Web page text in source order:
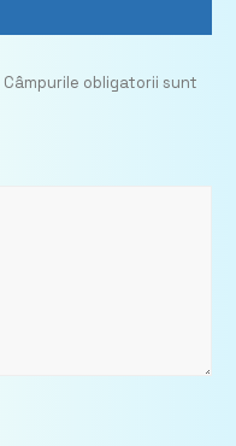
Câmpurile obligatorii sunt